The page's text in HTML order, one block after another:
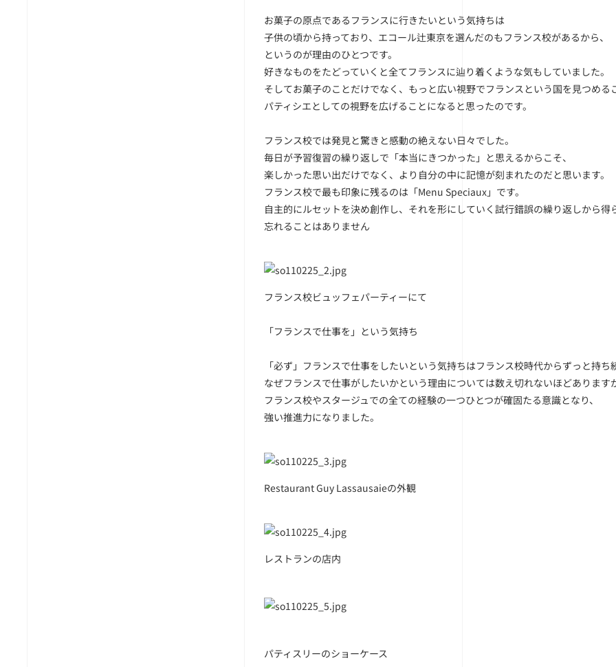
お菓子の原点であるフランスに行きたいという気持ちは
子供の頃から持っており、エコール辻東京を選んだのもフランス校があるから、
というのが理由のひとつです。
好きなものをたどっていくと全てフランスに辿り着くような気もしていました。
そしてお菓子のことだけでなく、もっと広い視野でフランスという国を見つめる
パティシエとしての視野を広げることになると思ったのです。
フランス校では発見と驚きと感動の絶えない日々でした。
毎日が予習復習の繰り返しで「本当にきつかった」と思えるからこそ、
楽しかった思い出だけでなく、より自分の中に記憶が刻まれたのだと思います。
フランス校で最も印象に残るのは「Menu Speciaux」です。
自主的にルセットを決め創作し、それを形にしていく試行錯誤の繰り返しから得
忘れることはありません
フランス校ビュッフェパーティーにて
「フランスで仕事を」という気持ち
「必ず」フランスで仕事をしたいという気持ちはフランス校時代からずっと持ち
なぜフランスで仕事がしたいかという理由については数え切れないほどあります
フランス校やスタージュでの全ての経験の一つひとつが確固たる意識となり、
強い推進力になりました。
Restaurant Guy Lassausaieの外観
レストランの店内
パティスリーのショーケース